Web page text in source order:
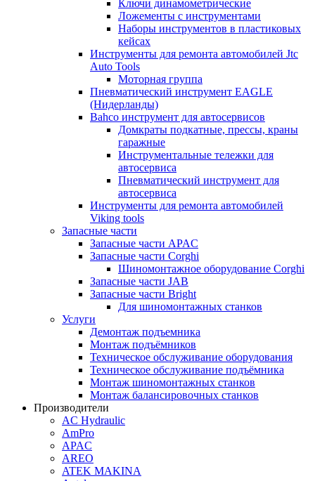
Ключи динамометрические
Ложементы с инструментами
Наборы инструментов в пластиковых
кейсах
Инструменты для ремонта автомобилей Jtc
Auto Tools
Моторная группа
Пневматический инструмент EAGLE
(Нидерланды)
Bahco инструмент для автосервисов
Домкраты подкатные, прессы, краны
гаражные
Инструментальные тележки для
автосервиса
Пневматический инструмент для
автосервиса
Инструменты для ремонта автомобилей
Viking tools
Запасные части
Запасные части APAC
Запасные части Corghi
Шиномонтажное оборудование Corghi
Запасные части JAB
Запасные части Bright
Для шиномонтажных станков
Услуги
Демонтаж подъемника
Монтаж подъёмников
Техническое обслуживание оборудования
Техническое обслуживание подъёмника
Монтаж шиномонтажных станков
Монтаж балансировочных станков
Производители
AC Hydraulic
AmPro
APAC
AREO
ATEK MAKINA